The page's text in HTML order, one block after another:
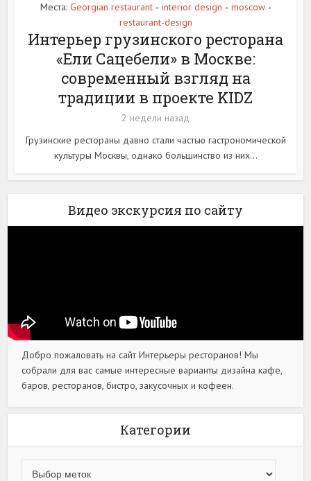
Места: Georgian restaurant • interior design • moscow •
restaurant-design
Интерьер грузинского ресторана
«Ели Сацебели» в Москве:
современный взгляд на
традиции в проекте KIDZ
2 недели назад
Грузинские рестораны давно стали частью гастрономической
культуры Москвы, однако большинство из них...
Видео экскурсия по сайту
Добро пожаловать на сайт Интерьеры ресторанов! Мы
собрали для вас самые интересные варианты дизайна кафе,
баров, ресторанов, бистро, закусочных и кофеен.
Категории